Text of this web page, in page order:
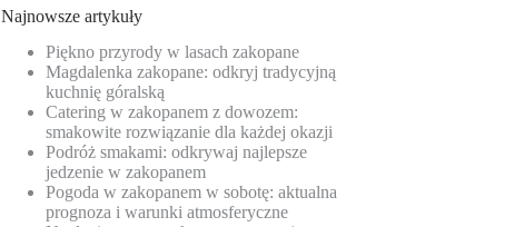
Najnowsze artykuły
Piękno przyrody w lasach zakopane
Magdalenka zakopane: odkryj tradycyjną
kuchnię góralską
Catering w zakopanem z dowozem:
smakowite rozwiązanie dla każdej okazji
Podróż smakami: odkrywaj najlepsze
jedzenie w zakopanem
Pogoda w zakopanem w sobotę: aktualna
prognoza i warunki atmosferyczne